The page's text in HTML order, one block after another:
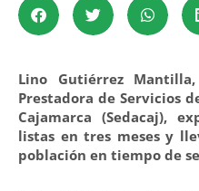
Lino Gutiérrez
Prestadora de Servicios
Cajamarca (Sedacaj),
listas en tres meses y
población en tiempo de